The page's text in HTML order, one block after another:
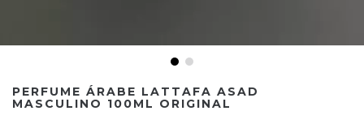
PERFUME ÁRABE LATTAFA ASAD
MASCULINO 100ML ORIGINAL